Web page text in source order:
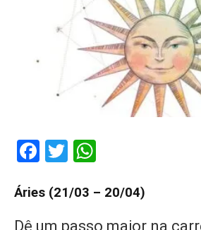
Facebook
Twitter
Áries (21/03 – 20/04)
Dê um passo maior na